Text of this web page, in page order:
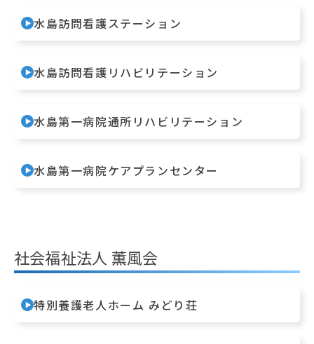
水島訪問看護ステーション
水島訪問看護リハビリテーション
水島第一病院通所リハビリテーション
水島第一病院ケアプランセンター
社会福祉法人 薫風会
特別養護老人ホーム みどり荘